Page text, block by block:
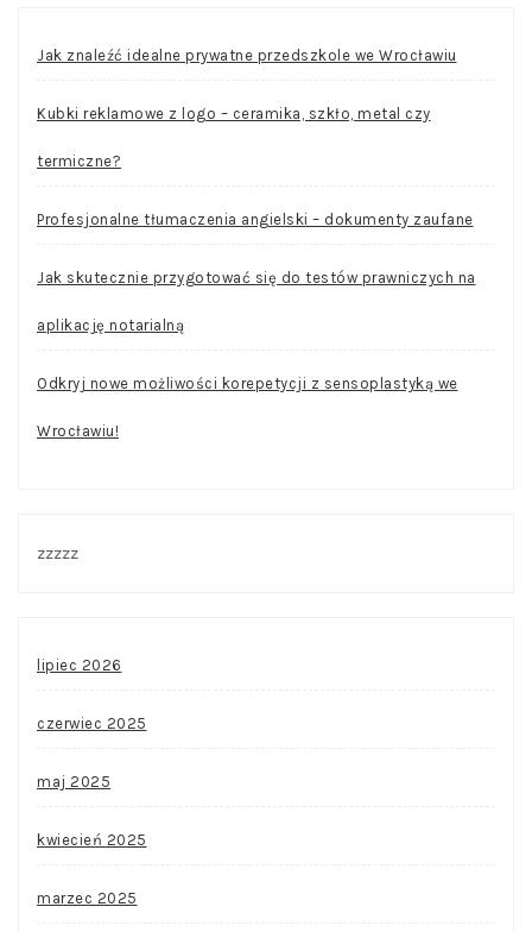
Jak znaleźć idealne prywatne przedszkole we Wrocławiu
Kubki reklamowe z logo – ceramika, szkło, metal czy
termiczne?
Profesjonalne tłumaczenia angielski – dokumenty zaufane
Jak skutecznie przygotować się do testów prawniczych na
aplikację notarialną
Odkryj nowe możliwości korepetycji z sensoplastyką we
Wrocławiu!
zzzzz
lipiec 2026
czerwiec 2025
maj 2025
kwiecień 2025
marzec 2025